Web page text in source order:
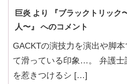
巨炎 より 『ブラックトリック
人〜』 へのコメント
GACKTの演技力を演出や脚
て滑っている印象…。 弁護士
を惹きつけるシ […]